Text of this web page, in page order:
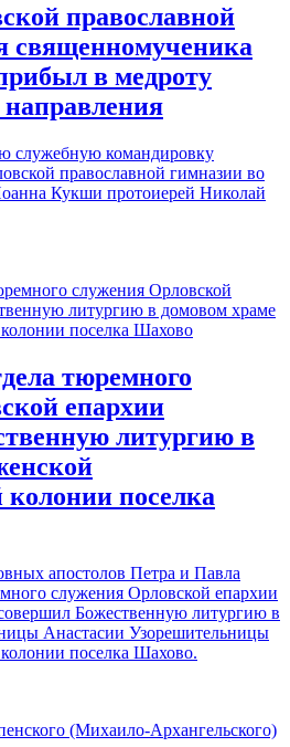
православной
священномученика
в медроту
направления
служебную командировку
православной гимназии во
Кукши протоиерей Николай
тюремного
епархии
литургию в
поселка
апостолов Петра и Павла
служения Орловской епархии
Божественную литургию в
Анастасии Узорешительницы
поселка Шахово.